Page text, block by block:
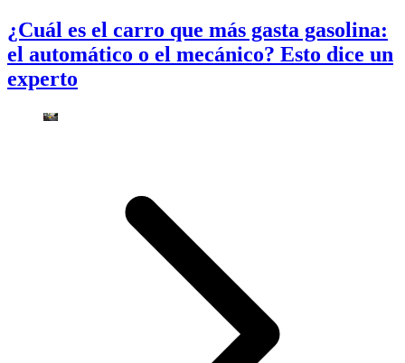
¿Cuál es el carro que más gasta gasolina:
el automático o el mecánico? Esto dice un
experto